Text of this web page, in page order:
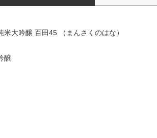
大吟醸 百田45 （まんさくのはな）
醸